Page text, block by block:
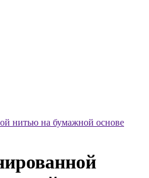
нитью на бумажной основе